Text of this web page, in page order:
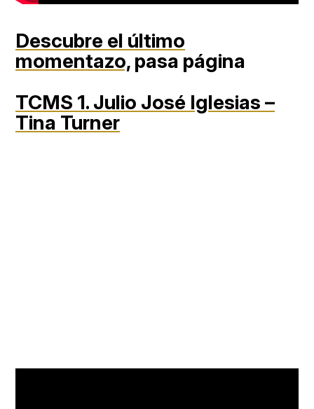
Descubre el último
momentazo, pasa página
TCMS 1. Julio José Iglesias –
Tina Turner